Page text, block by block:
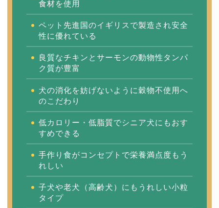
食材を使用
ペット先進国のイギリスで製造され安全
性に優れている
良質なチキンとサーモンの動物性タンパ
ク質が豊富
犬の消化を妨げないように穀物不使用へ
のこだわり
低カロリー・低脂質でシニア犬にもおす
すめできる
手作り食がコンセプトで栄養満点度もう
れしい
子犬や老犬（高齢犬）にもうれしい小粒
タイプ